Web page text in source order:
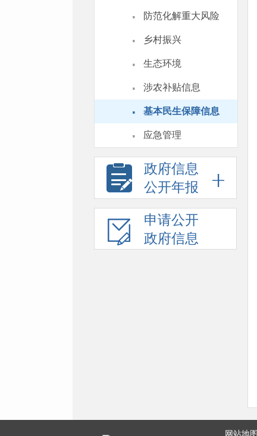
· 防范化解重大风险
· 乡村振兴
· 生态环境
· 涉农补贴信息
· 基本民生保障信息
· 应急管理
政府信息
公开年报
申请公开
政府信息
网站地图